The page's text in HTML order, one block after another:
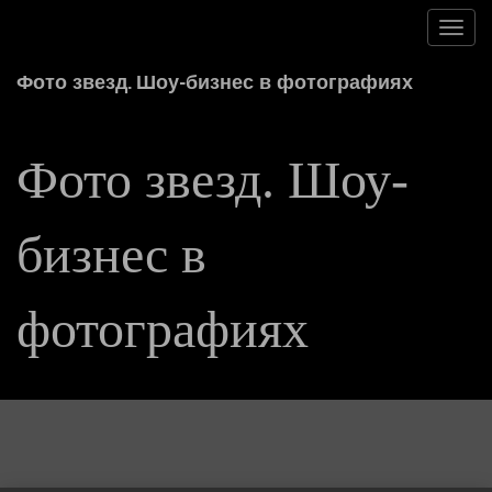
Фото звезд. Шоу-бизнес в фотографиях
Фото звезд. Шоу-
бизнес в
фотографиях